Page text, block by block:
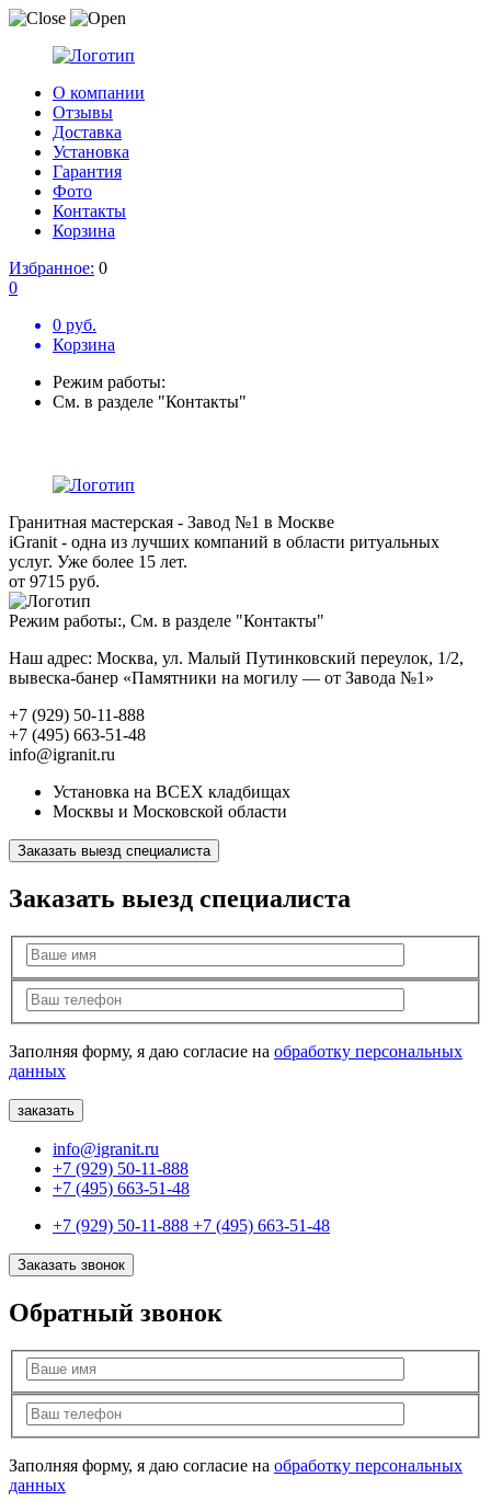
О компании
Отзывы
Доставка
Установка
Гарантия
Фото
Контакты
Корзина
Избранное: 0
0
0 руб.
Корзина
Режим работы:
См. в разделе "Контакты"
Гранитная мастерская - Завод №1 в Москве
iGranit - одна из лучших компаний в области ритуальных
услуг. Уже более 15 лет.
от 9715 руб.
Режим работы:, См. в разделе "Контакты"
Наш адрес: Москва, ул. Малый Путинковский переулок, 1/2,
вывеска-банер «Памятники на могилу — от Завода №1»
+7 (929) 50-11-888
+7 (495) 663-51-48
info@igranit.ru
Установка на ВСЕХ кладбищах
Москвы и Московской области
Заказать выезд специалиста
Заказать выезд специалиста
Заполняя форму, я даю согласие на обработку персональных
данных
info@igranit.ru
+7 (929) 50-11-888
+7 (495) 663-51-48
+7 (929) 50-11-888 +7 (495) 663-51-48
Заказать звонок
Обратный звонок
Заполняя форму, я даю согласие на обработку персональных
данных